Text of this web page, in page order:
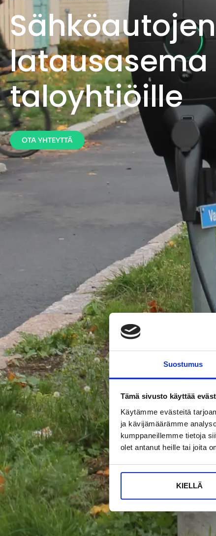
Suostumus
Tämä sivusto käyttää
Käytämme evästeitä
ja kävijämäärämme
kumppaneillemme tietoja
olet antanut heille tai joita
KIELLÄ
Sähköautojen
latausasema
taloyhtiöille
OTA YHTEYTTÄ